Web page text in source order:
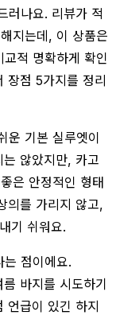
러나요. 리뷰가 적
지는데, 이 상품은
적 명확하게 확인
장점 5가지를 정리
운 기본 실루엣이
않았지만, 카고
은 안정적인 형태
의를 가리지 않고,
기 쉬워요.
점이에요.
바지를 시도하기
언급이 있긴 하지